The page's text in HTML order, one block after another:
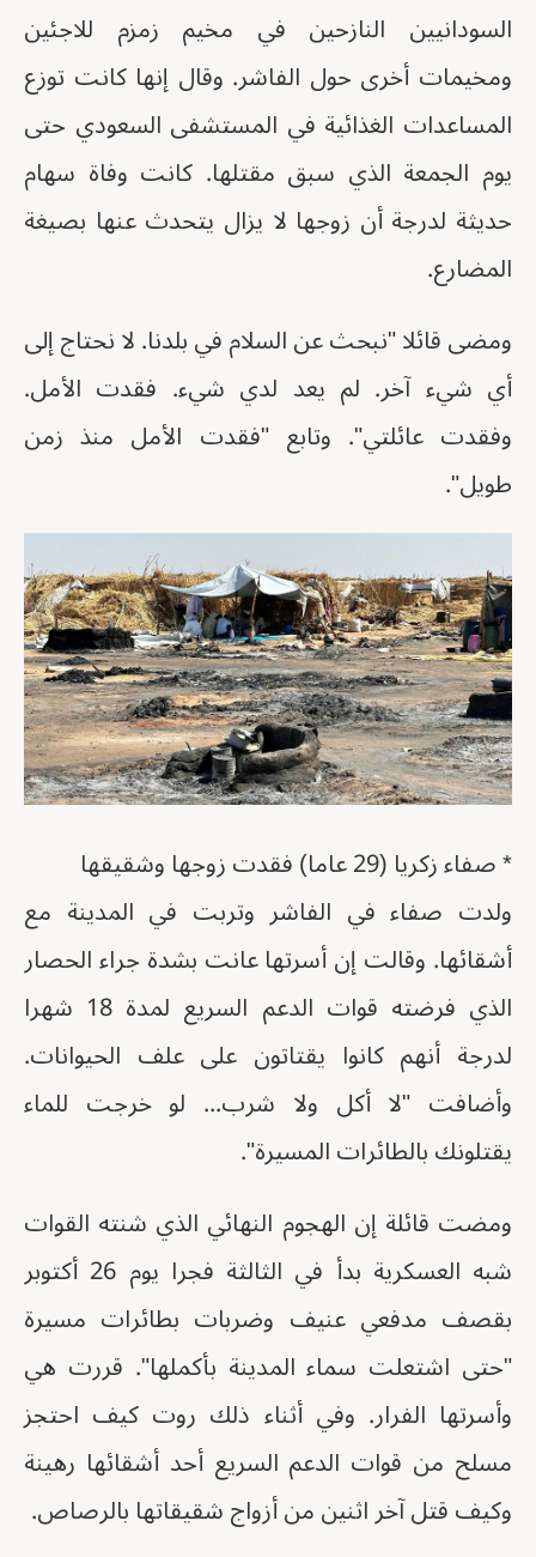
السودانيين النازحين في مخيم زمزم للاجئين
ومخيمات أخرى حول الفاشر. وقال إنها كانت توزع
المساعدات الغذائية في المستشفى السعودي حتى
يوم الجمعة الذي سبق مقتلها. كانت وفاة سهام
حديثة لدرجة أن زوجها لا يزال يتحدث عنها بصيغة
المضارع.
ومضى قائلا "نبحث عن السلام في بلدنا. لا نحتاج إلى
أي شيء آخر. لم يعد لدي شيء. فقدت الأمل.
وفقدت عائلتي". وتابع "فقدت الأمل منذ زمن
طويل".
* صفاء زكريا (29 عاما) فقدت زوجها وشقيقها
ولدت صفاء في الفاشر وتربت في المدينة مع
أشقائها. وقالت إن أسرتها عانت بشدة جراء الحصار
الذي فرضته قوات الدعم السريع لمدة 18 شهرا
لدرجة أنهم كانوا يقتاتون على علف الحيوانات.
وأضافت "لا أكل ولا شرب... لو خرجت للماء
يقتلونك بالطائرات المسيرة".
ومضت قائلة إن الهجوم النهائي الذي شنته القوات
شبه العسكرية بدأ في الثالثة فجرا يوم 26 أكتوبر
بقصف مدفعي عنيف وضربات بطائرات مسيرة
"حتى اشتعلت سماء المدينة بأكملها". قررت هي
وأسرتها الفرار. وفي أثناء ذلك روت كيف احتجز
مسلح من قوات الدعم السريع أحد أشقائها رهينة
وكيف قتل آخر اثنين من أزواج شقيقاتها بالرصاص.